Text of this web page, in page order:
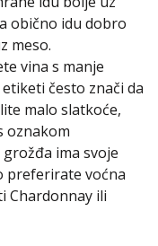
obično idu dobro
meso.
vina s manje
često znači da
malo slatkoće,
oznakom
grožđa ima svoje
preferirate voćna
Chardonnay ili